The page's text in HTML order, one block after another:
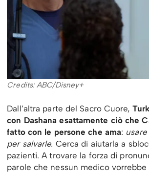
Credits: ABC/Disney+
Dall’altra parte del Sacro Cuore,
con Dashana esattamente ciò che
fatto con le persone che ama:
per salvarle. Cerca di aiutarla a
pazienti. A trovare la forza di
parole che nessun medico vorrebbe